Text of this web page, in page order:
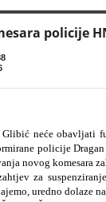
policije
neće obavljati
policije
novog komesara
za
uredno dolaze